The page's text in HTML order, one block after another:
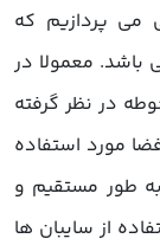
می پردازیم که
باشد. معمولا در
در نظر گرفته
مورد استفاده
به طور مستقیم و
از سایبان ها